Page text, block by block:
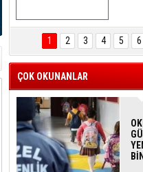
KARTAL ENGELSİZ
YAŞAM FESTİVALİ
KONSERİ
İZLEYİCİLERİ MEST
1 2 3 4 5 6
ÇOK OKUNANLAR